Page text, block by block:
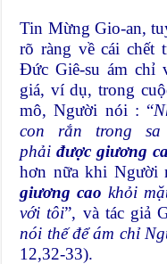
Tin Mừng Gio-an,
rõ ràng về cái chết
Đức Giê-su ám chỉ
giá, ví dụ, trong
mô, Người nói : “
con rắn trong
phảiđược giương
hơn nữa khi Người
giương cao khỏi
với tôi”, và tác giả
nói thế để ám chỉ
12,32-33).